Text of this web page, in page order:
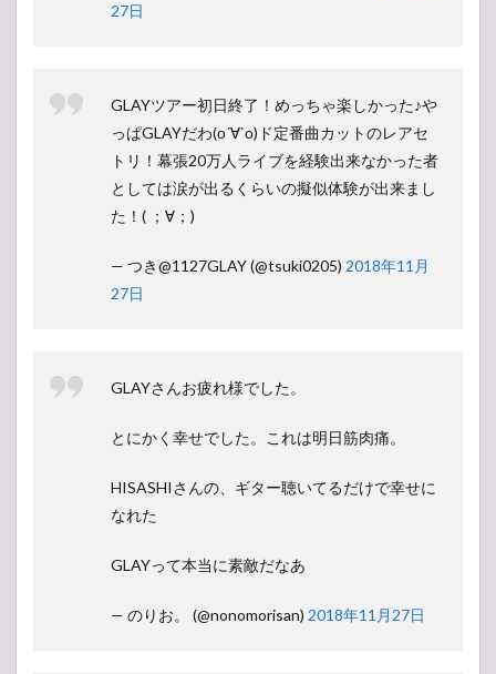
27日
GLAYツアー初日終了！めっちゃ楽しかった♪や
っぱGLAYだわ(о´∀`о)ド定番曲カットのレアセ
トリ！幕張20万人ライブを経験出来なかった者
としては涙が出るくらいの擬似体験が出来まし
た！( ；∀；)
— つき@1127GLAY (@tsuki0205) 2018年11月
27日
GLAYさんお疲れ様でした。
とにかく幸せでした。これは明日筋肉痛。
HISASHIさんの、ギター聴いてるだけで幸せに
なれた
GLAYって本当に素敵だなあ
— のりお。 (@nonomorisan) 2018年11月27日